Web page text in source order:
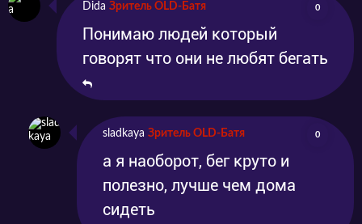
Dida Зритель OLD-Батя 0
Понимаю людей который
говорят что они не любят бегать
sladkaya Зритель OLD-Батя 0
а я наоборот, бег круто и
полезно, лучше чем дома
сидеть